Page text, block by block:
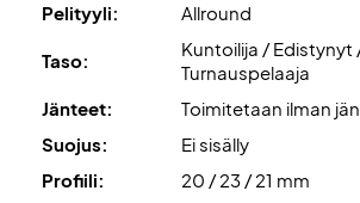
Pelityyli:
Allround
Taso:
Kuntoilija / Edistynyt
Turnauspelaaja
Jänteet:
Toimitetaan ilman
Suojus:
Ei sisälly
Profiili:
20 / 23 / 21 mm